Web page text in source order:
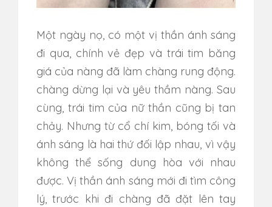
Một ngày nọ, có một vị thần ánh sáng
đi qua, chính vẻ đẹp và trái tim băng
giá của nàng đã làm chàng rung động.
chàng dừng lại và yêu thầm nàng. Sau
cùng, trái tim của nữ thần cũng bị tan
chảy. Nhưng từ cổ chí kim, bóng tối và
ánh sáng là hai thứ đối lập nhau, vì vậy
không thể sống dung hòa với nhau
được. Vị thần ánh sáng mới đi tìm công
lý, trước khi đi chàng đã đặt lên tay